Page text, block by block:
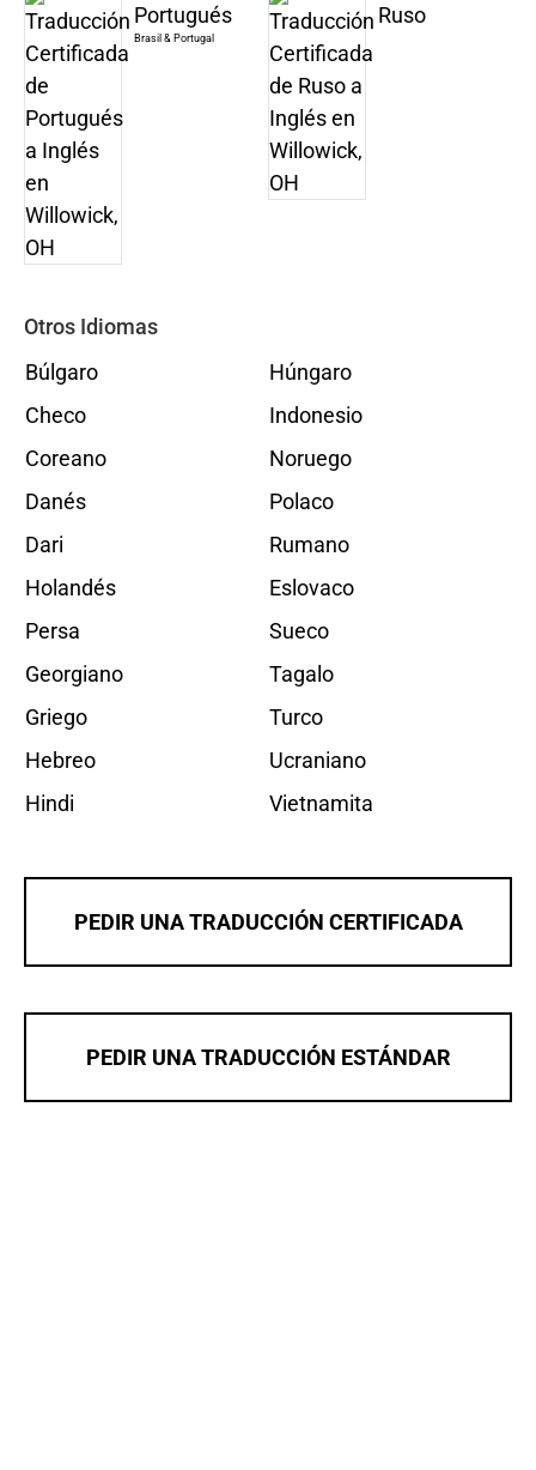
Portugués
Brasil & Portugal
Ruso
Otros Idiomas
Búlgaro
Checo
Coreano
Danés
Dari
Holandés
Persa
Georgiano
Griego
Hebreo
Hindi
Húngaro
Indonesio
Noruego
Polaco
Rumano
Eslovaco
Sueco
Tagalo
Turco
Ucraniano
Vietnamita
PEDIR UNA TRADUCCIÓN CERTIFICADA
PEDIR UNA TRADUCCIÓN ESTÁNDAR